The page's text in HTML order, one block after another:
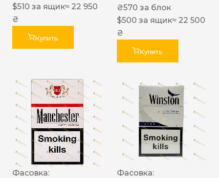
$510 за ящик≈ 22 950
₴
Купить
₴570 за блок
$500 за ящик≈ 22 500
₴
Купить
Фасовка:
Фасовка: